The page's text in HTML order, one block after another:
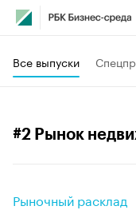
Все выпуски
#2 Рынок
Рыночный расклад